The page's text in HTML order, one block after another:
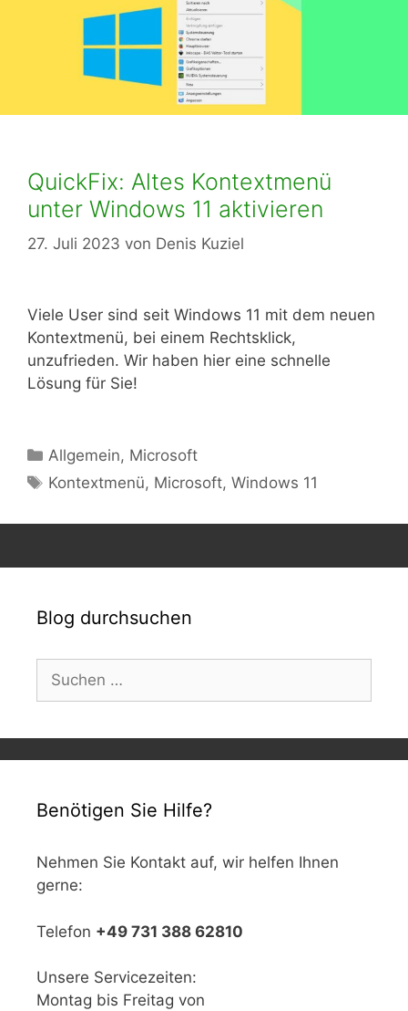
QuickFix: Altes Kontextmenü
unter Windows 11 aktivieren
27. Juli 2023 von Denis Kuziel
Viele User sind seit Windows 11 mit dem neuen
Kontextmenü, bei einem Rechtsklick,
unzufrieden. Wir haben hier eine schnelle
Lösung für Sie!
Kategorien
Allgemein, Microsoft
Schlagwörter
Kontextmenü, Microsoft,Windows 11
Blog durchsuchen
Suchen
nach:
Benötigen Sie Hilfe?
Nehmen Sie Kontakt auf, wir helfen Ihnen
gerne:
Telefon +49 731 388 62810
Unsere Servicezeiten:
Montag bis Freitag von